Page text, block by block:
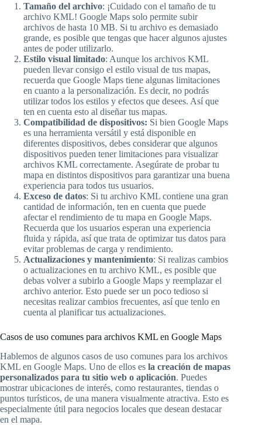
Tamaño del archivo: ¡Cuidado con el tamaño de tu
archivo KML! Google Maps solo permite subir
archivos de hasta 10 MB. Si tu archivo es demasiado
grande, es posible que tengas que hacer algunos ajustes
antes de poder utilizarlo.
Estilo visual limitado: Aunque los archivos KML
pueden llevar consigo el estilo visual de tus mapas,
recuerda que Google Maps tiene algunas limitaciones
en cuanto a la personalización. Es decir, no podrás
utilizar todos los estilos y efectos que desees. Así que
ten en cuenta esto al diseñar tus mapas.
Compatibilidad de dispositivos: Si bien Google Maps
es una herramienta versátil y está disponible en
diferentes dispositivos, debes considerar que algunos
dispositivos pueden tener limitaciones para visualizar
archivos KML correctamente. Asegúrate de probar tu
mapa en distintos dispositivos para garantizar una buena
experiencia para todos tus usuarios.
Exceso de datos: Si tu archivo KML contiene una gran
cantidad de información, ten en cuenta que puede
afectar el rendimiento de tu mapa en Google Maps.
Recuerda que los usuarios esperan una experiencia
fluida y rápida, así que trata de optimizar tus datos para
evitar problemas de carga y rendimiento.
Actualizaciones y mantenimiento: Si realizas cambios
o actualizaciones en tu archivo KML, es posible que
debas volver a subirlo a Google Maps y reemplazar el
archivo anterior. Esto puede ser un poco tedioso si
necesitas realizar cambios frecuentes, así que tenlo en
cuenta al planificar tus actualizaciones.
Casos de uso comunes para archivos KML en Google Maps
Hablemos de algunos casos de uso comunes para los archivos
KML en Google Maps. Uno de ellos es la creación de mapas
personalizados para tu sitio web o aplicación. Puedes
mostrar ubicaciones de interés, como restaurantes, tiendas o
puntos turísticos, de una manera visualmente atractiva. Esto es
especialmente útil para negocios locales que desean destacar
en el mapa.